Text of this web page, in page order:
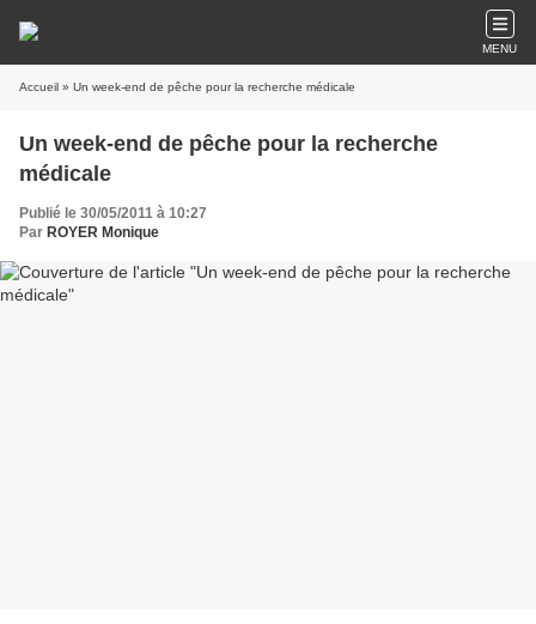
MENU
Accueil » Un week-end de pêche pour la recherche médicale
Un week-end de pêche pour la recherche
médicale
Publié le 30/05/2011 à 10:27
Par ROYER Monique